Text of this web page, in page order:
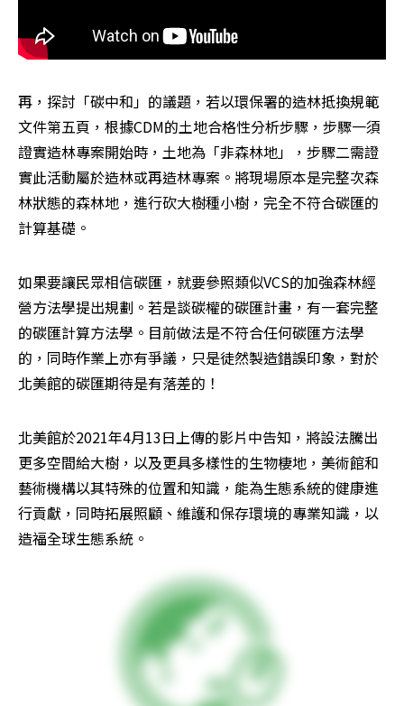
再，探討「碳中和」的議題，若以環保署的造林抵換規範
文件第五頁，根據CDM的土地合格性分析步驟，步驟一須
證實造林專案開始時，土地為「非森林地」，步驟二需證
實此活動屬於造林或再造林專案。將現場原本是完整次森
林狀態的森林地，進行砍大樹種小樹，完全不符合碳匯的
計算基礎。
如果要讓民眾相信碳匯，就要參照類似VCS的加強森林經
營方法學提出規劃。若是談碳權的碳匯計畫，有一套完整
的碳匯計算方法學。目前做法是不符合任何碳匯方法學
的，同時作業上亦有爭議，只是徒然製造錯誤印象，對於
北美館的碳匯期待是有落差的！
北美館於2021年4月13日上傳的影片中告知，將設法騰出
更多空間給大樹，以及更具多樣性的生物棲地，美術館和
藝術機構以其特殊的位置和知識，能為生態系統的健康進
行貢獻，同時拓展照顧、維護和保存環境的專業知識，以
造福全球生態系統。